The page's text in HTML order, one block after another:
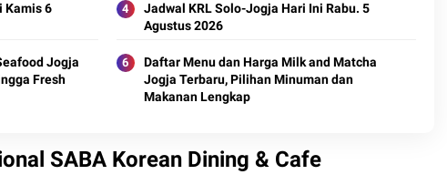
Kamis 6
Jadwal KRL Solo-Jogja Hari Ini Rabu. 5
Agustus 2026
Jogja
Fresh
Daftar Menu dan Harga Milk and Matcha
Jogja Terbaru, Pilihan Minuman dan
Makanan Lengkap
SABA Korean Dining & Cafe